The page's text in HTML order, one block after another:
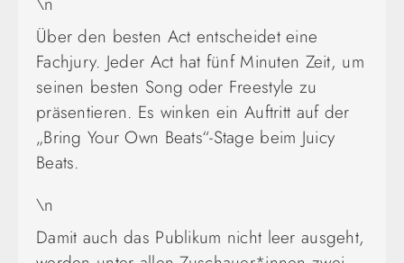
Über den besten Act entscheidet eine
Fachjury. Jeder Act hat fünf Minuten Zeit, um
seinen besten Song oder Freestyle zu
präsentieren. Es winken ein Auftritt auf der
„Bring Your Own Beats“-Stage beim Juicy
Beats.
\n
Damit auch das Publikum nicht leer ausgeht,